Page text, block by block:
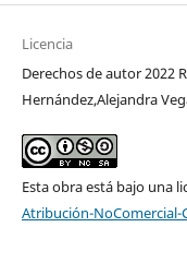
Licencia
Derechos de autor 2022
Hernández,Alejandra
Esta obra está bajo una
Atribución-